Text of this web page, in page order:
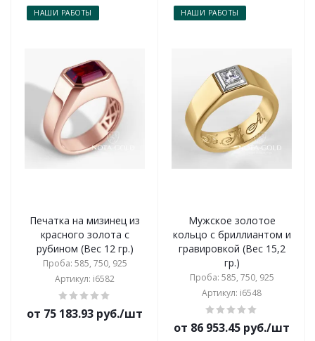
НАШИ РАБОТЫ
Печатка на мизинец из
красного золота с
рубином (Вес 12 гр.)
Проба: 585, 750, 925
Артикул: i6582
от 75 183.93 руб./шт
НАШИ РАБОТЫ
Мужское золотое
кольцо с бриллиантом и
гравировкой (Вес 15,2
гр.)
Проба: 585, 750, 925
Артикул: i6548
от 86 953.45 руб./шт